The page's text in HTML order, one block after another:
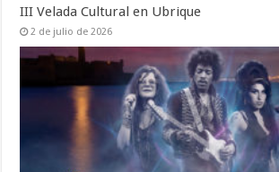
III Velada Cultural en Ubrique
2 de julio de 2026